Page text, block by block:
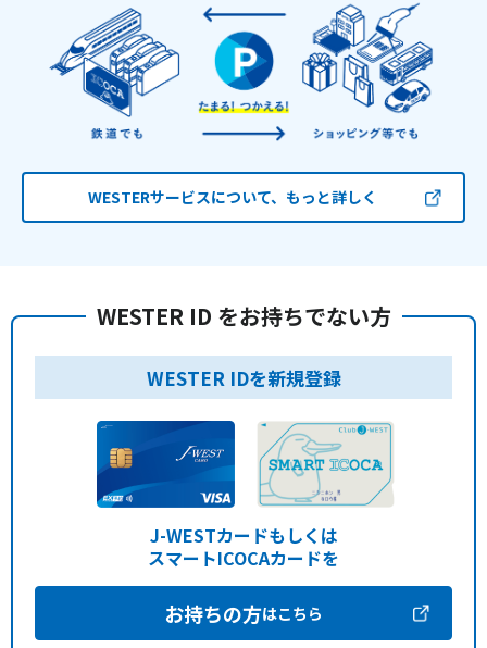
WESTERサービスについて、もっと詳しく
WESTER ID をお持ちでない方
WESTER IDを新規登録
J-WESTカードもしくは
スマートICOCAカードを
お持ちの方はこちら